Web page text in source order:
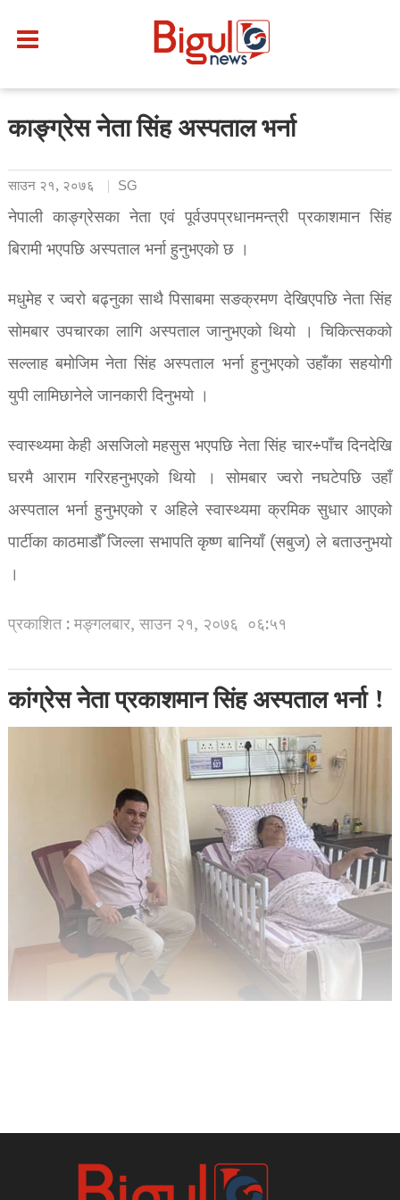
काङ्ग्रेस नेता सिंह अस्पताल भर्ना
साउन २१, २०७६ SG
नेपाली काङ्ग्रेसका नेता एवं पूर्वउपप्रधानमन्त्री प्रकाशमान सिंह
बिरामी भएपछि अस्पताल भर्ना हुनुभएको छ ।
मधुमेह र ज्वरो बढ्नुका साथै पिसाबमा सङक्रमण देखिएपछि नेता सिंह
सोमबार उपचारका लागि अस्पताल जानुभएको थियो । चिकित्सकको
सल्लाह बमोजिम नेता सिंह अस्पताल भर्ना हुनुभएको उहाँका सहयोगी
युपी लामिछानेले जानकारी दिनुभयो ।
स्वास्थ्यमा केही असजिलो महसुस भएपछि नेता सिंह चार÷पाँच दिनदेखि
घरमै आराम गरिरहनुभएको थियो । सोमबार ज्वरो नघटेपछि उहाँ
अस्पताल भर्ना हुनुभएको र अहिले स्वास्थ्यमा क्रमिक सुधार आएको
पार्टीका काठमाडौँ जिल्ला सभापति कृष्ण बानियाँ (सबुज) ले बताउनुभयो
।
प्रकाशित : मङ्गलबार, साउन २१, २०७६ ०६:५१
कांग्रेस नेता प्रकाशमान सिंह अस्पताल भर्ना !